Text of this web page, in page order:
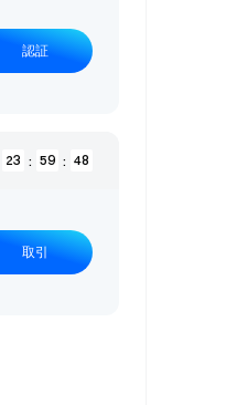
認証
23 : 59 : 47
取引